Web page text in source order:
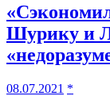
Шурику и
08.07.2021 *